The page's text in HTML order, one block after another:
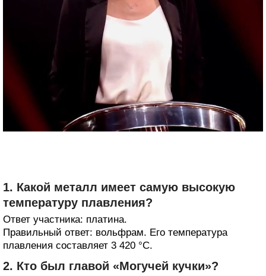
1. Какой металл имеет самую высокую
температуру плавления?
Ответ участника: платина.
Правильный ответ: вольфрам. Его температура
плавления составляет 3 420 °C.
2. Кто был главой «Могучей кучки»?